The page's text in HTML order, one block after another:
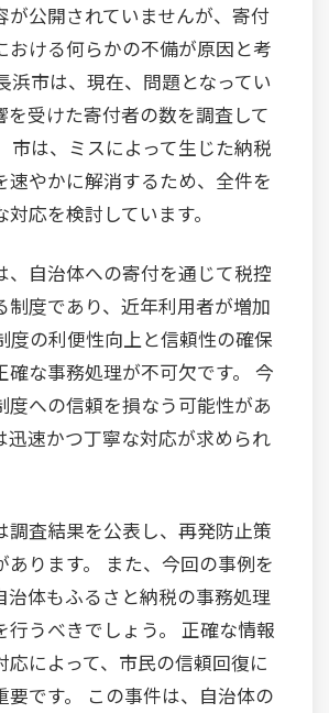
が公開されていませんが、寄付
おける何らかの不備が原因と考
浜市は、現在、問題となってい
を受けた寄付者の数を調査して
市は、ミスによって生じた納税
速やかに解消するため、全件を
応を検討しています。
、自治体への寄付を通じて税控
制度であり、近年利用者が増加
度の利便性向上と信頼性の確保
確な事務処理が不可欠です。 今
度への信頼を損なう可能性があ
迅速かつ丁寧な対応が求められ
調査結果を公表し、再発防止策
あります。 また、今回の事例を
治体もふるさと納税の事務処理
行うべきでしょう。 正確な情報
応によって、市民の信頼回復に
要です。 この事件は、自治体の